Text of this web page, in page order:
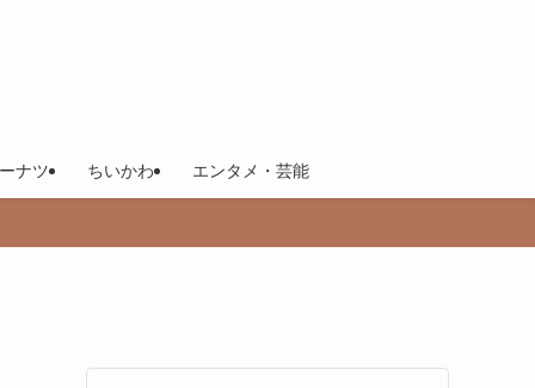
ナツ ちいかわ エンタメ・芸能